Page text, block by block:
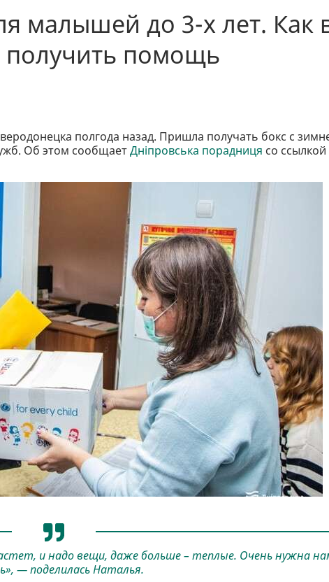
малышей до 3-х лет. Как
помощь
полгода назад. Пришла получать бокс с
Об этом сообщаетДніпровська порадниця со ссылкой
и надо вещи, даже больше – теплые. Очень нужна
— поделилась Наталья.